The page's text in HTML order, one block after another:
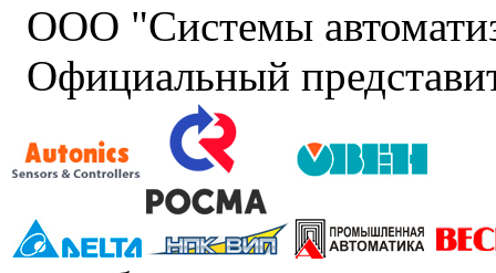
ООО "Системы
Официальный